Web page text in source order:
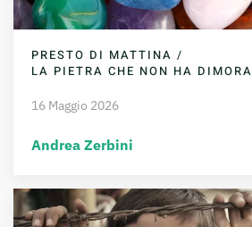
PRESTO DI MATTINA /
LA PIETRA CHE NON HA DIMORA
16 Maggio 2026
Andrea Zerbini